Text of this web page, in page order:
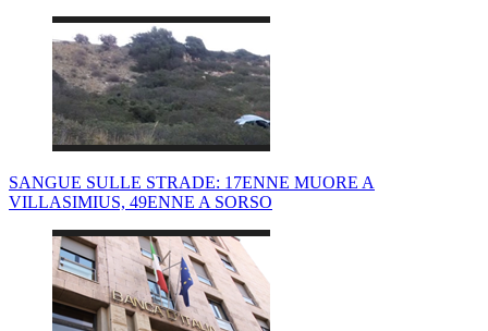
SANGUE SULLE STRADE: 17ENNE MUORE A
VILLASIMIUS, 49ENNE A SORSO